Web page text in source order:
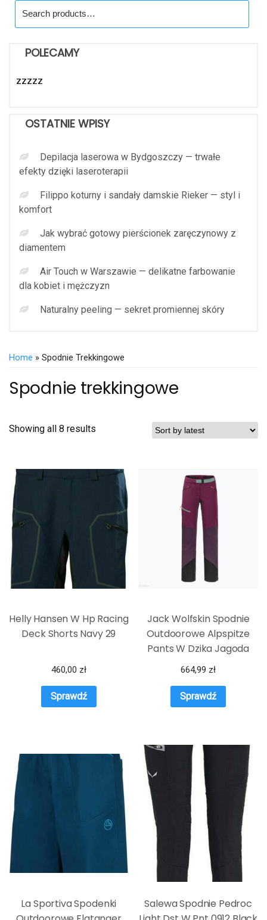
for:
POLECAMY
zzzzz
OSTATNIE WPISY
Depilacja laserowa w Bydgoszczy — trwałe
efekty dzięki laseroterapii
Filippo koturny i sandały damskie Rieker — styl i
komfort
Jak wybrać gotowy pierścionek zaręczynowy z
diamentem
Air Touch w Warszawie — delikatne farbowanie
dla kobiet i mężczyzn
Naturalny peeling — sekret promiennej skóry
Home » Spodnie Trekkingowe
Spodnie trekkingowe
Showing all 8 results
Helly Hansen W Hp Racing
Deck Shorts Navy 29
460,00 zł
Sprawdź
Jack Wolfskin Spodnie
Outdoorowe Alpspitze
Pants W Dzika Jagoda
664,99 zł
Sprawdź
La Sportiva Spodenki
Salewa Spodnie Pedroc